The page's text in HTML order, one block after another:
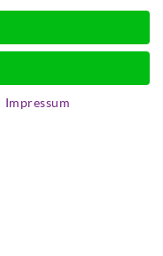
Impressum